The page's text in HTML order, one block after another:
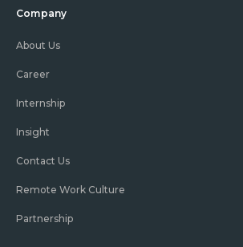
Company
About Us
Career
Internship
Insight
Contact Us
Remote Work Culture
Partnership